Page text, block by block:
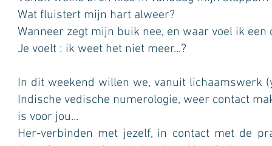
Wat fluistert mijn hart alweer?
Wanneer zegt mijn buik nee, en waar voel ik een
Je voelt : ik weet het niet meer...?
In dit weekend willen we, vanuit lichaamswerk
Indische vedische numerologie, weer contact
is voor jou...
Her-verbinden met jezelf, in contact met de